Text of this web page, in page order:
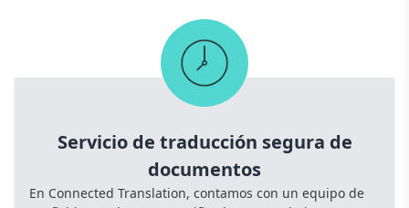
Servicio de traducción segura de
documentos
En Connected Translation, contamos con un equipo de